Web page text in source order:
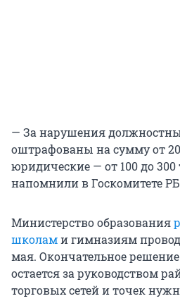
— За нарушения
оштрафованы на сумму от
юридические — от 100 до
напомнили в Госкомитете
Министерство образования
школами гимназиям
мая. Окончательное
остается за руководством
торговых сетей и точек